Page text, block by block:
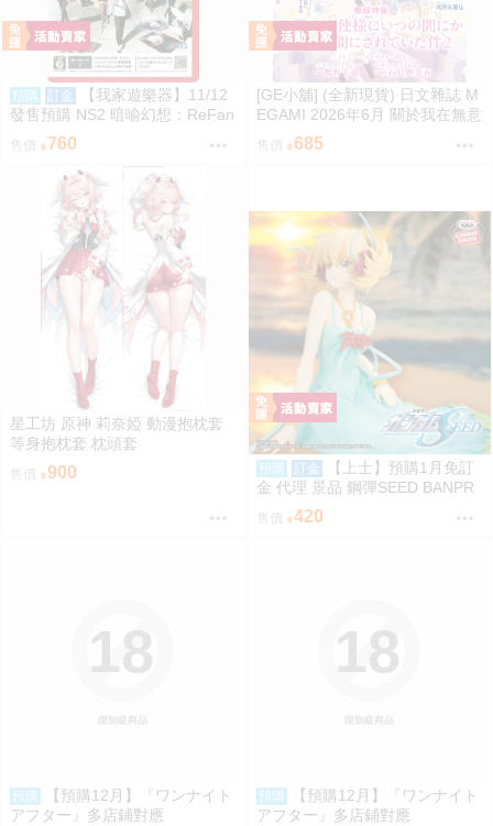
預購 訂金
【我家遊樂器】11/12
發售預購 NS2 暗喻幻想：ReFan
tazio 鑰匙卡 日版
售價 760
[GE小舖] (全新現貨) 日文雜誌 M
EGAMI 2026年6月 關於我在無意
間被隔壁的天使變成廢柴這件事
椎名真晝
售價 685
星工坊 原神 莉奈婭 動漫抱枕套
等身抱枕套 枕頭套
售價 900 預購 訂金
【上士】預購1月免訂
金 代理 景品 鋼彈SEED BANPR
ESTO EVOLVE 卡佳里·由拉·阿
斯哈 曉之車
售價 420
限制級商品
18
預購
【預購12月】『ワンナイト
アフター』多店鋪對應
限制級商品
18
預購
【預購12月】『ワンナイト
アフター』多店鋪對應